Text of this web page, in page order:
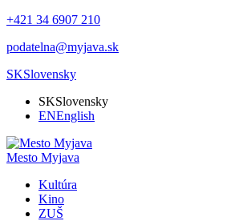
+421 34 6907 210
podatelna@myjava.sk
SKSlovensky
SKSlovensky
ENEnglish
Mesto Myjava
Kultúra
Kino
ZUŠ